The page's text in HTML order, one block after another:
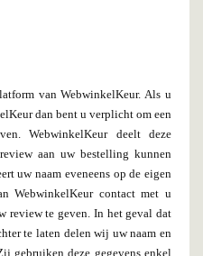
van WebwinkelKeur. Als u
dan bent u verplicht om een
WebwinkelKeur deelt deze
aan uw bestelling kunnen
uw naam eveneens op de eigen
WebwinkelKeur contact met u
review te geven. In het geval dat
te laten delen wij uw naam en
gebruiken deze gegevens enkel